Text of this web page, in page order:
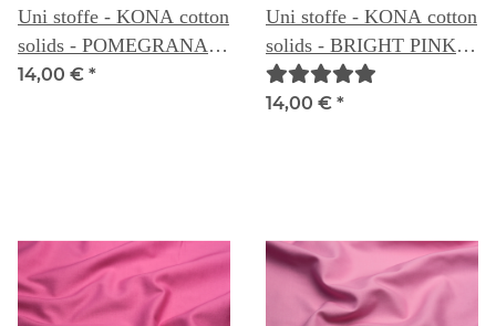
Uni stoffe - KONA cotton
solids - POMEGRANATE
026
14,00 € *
Uni stoffe - KONA cotton
solids - BRIGHT PINK
027
14,00 € *